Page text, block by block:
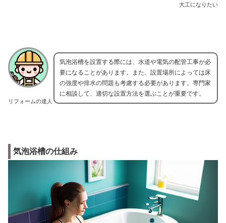
大工になりたい
リフォームの達人
気泡浴槽を設置する際には、水道や電気の配管工事が必
要になることがあります。また、設置場所によっては床
の強度や排水の問題も考慮する必要があります。専門家
に相談して、適切な設置方法を選ぶことが重要です。
気泡浴槽の仕組み